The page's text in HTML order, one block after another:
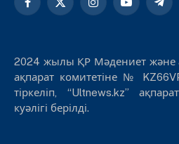
Facebook
X
InstagramYouTube
2024 жылы ҚР Мәдениет және
ақпарат комитетіне №
тіркеліп, “Ultnews.kz”
куәлігі берілді.